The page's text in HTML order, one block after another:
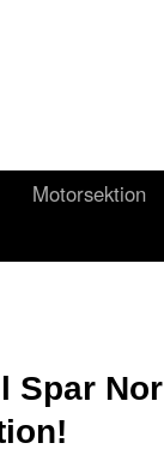
Motorsektion
Spar